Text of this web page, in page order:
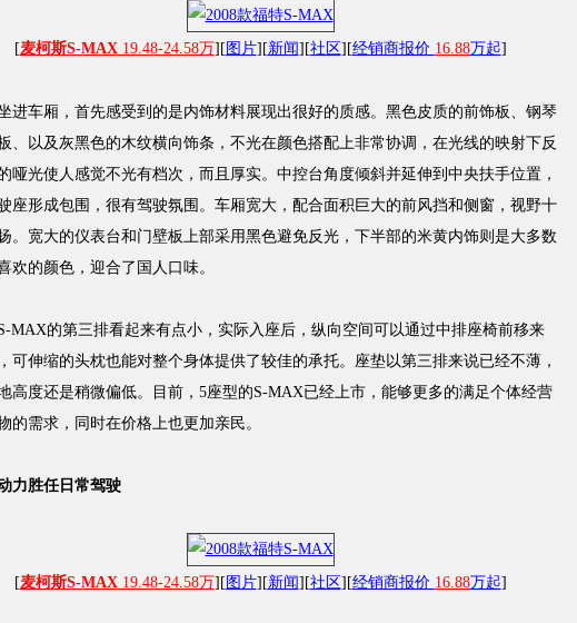
[麦柯斯S-MAX19.48-24.58万][ 图片][新闻][社区][经销商报价 16.88万起]
车厢，首先感受到的是内饰材料展现出很好的质感。黑色皮质的前饰板、钢琴
、以及灰黑色的木纹横向饰条，不光在颜色搭配上非常协调，在光线的映射下反
哑光使人感觉不光有档次，而且厚实。中控台角度倾斜并延伸到中央扶手位置，
座形成包围，很有驾驶氛围。车厢宽大，配合面积巨大的前风挡和侧窗，视野十
。宽大的仪表台和门壁板上部采用黑色避免反光，下半部的米黄内饰则是大多数
欢的颜色，迎合了国人口味。
的第三排看起来有点小，实际入座后，纵向空间可以通过中排座椅前移来
可伸缩的头枕也能对整个身体提供了较佳的承托。座垫以第三排来说已经不薄，
高度还是稍微偏低。目前，5座型的S-MAX已经上市，能够更多的满足个体经营
的需求，同时在价格上也更加亲民。
胜任日常驾驶
[麦柯斯S-MAX19.48-24.58万][ 图片][新闻][社区][经销商报价 16.88万起]